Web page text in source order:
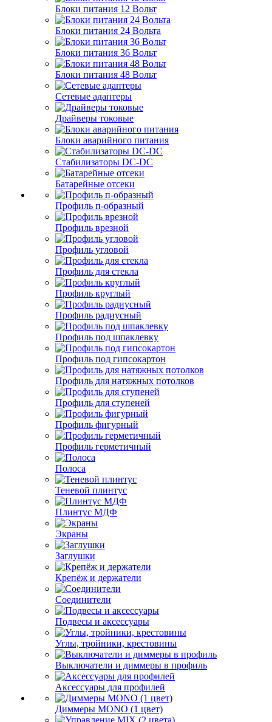
Блоки питания 12 Вольт
Блоки питания 24 Вольта
Блоки питания 36 Вольт
Блоки питания 48 Вольт
Сетевые адаптеры
Драйверы токовые
Блоки аварийного питания
Стабилизаторы DC-DC
Батарейные отсеки
Профиль п-образный
Профиль врезной
Профиль угловой
Профиль для стекла
Профиль круглый
Профиль радиусный
Профиль под шпаклевку
Профиль под гипсокартон
Профиль для натяжных потолков
Профиль для ступеней
Профиль фигурный
Профиль герметичный
Полоса
Теневой плинтус
Плинтус МДФ
Экраны
Заглушки
Крепёж и держатели
Соединители
Подвесы и аксессуары
Углы, тройники, крестовины
Выключатели и диммеры в профиль
Аксессуары для профилей
Диммеры MONO (1 цвет)